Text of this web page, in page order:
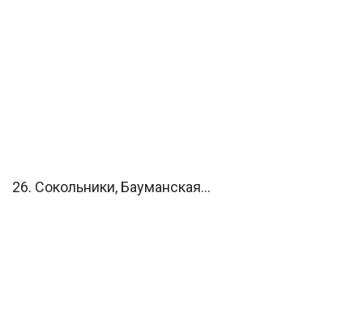
26. Сокольники, Бауманская…